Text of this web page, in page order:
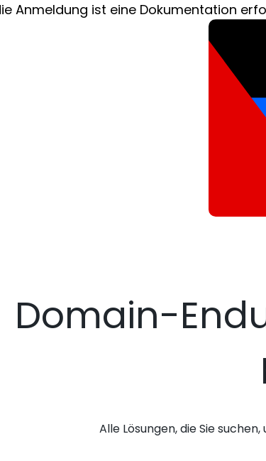
Anmeldung ist eine Dokumentation
Domain-
Alle Lösungen, die Sie